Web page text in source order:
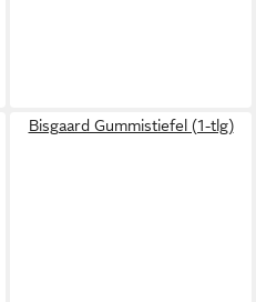
Bisgaard Gummistiefel (1-tlg)